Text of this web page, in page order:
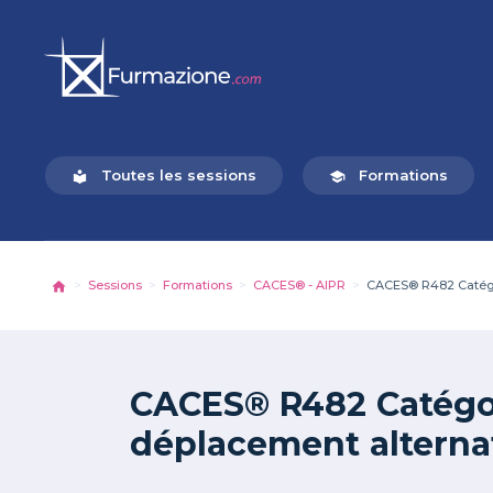
local_library Toutes les sessions school Formations
Sessions Formations CACES® - AIPR CACES® R482
CACES® R482
déplacement